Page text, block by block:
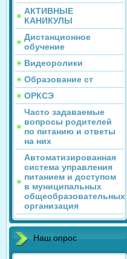
АКТИВНЫЕ
КАНИКУЛЫ
Дистанционное
обучение
Видеоролики
Образование ст
ОРКСЭ
Часто задаваемые
вопросы родителей
по питанию и ответы
на них
Автоматизированная
система управления
питанием и доступом
в муниципальных
общеобразовательных
организация
Наш опрос